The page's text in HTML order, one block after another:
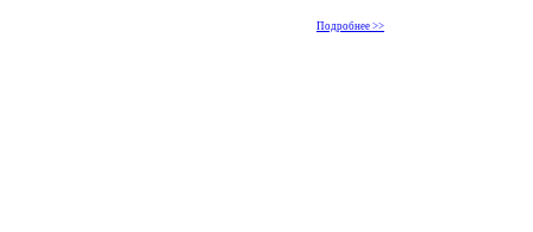
Подробнее >>